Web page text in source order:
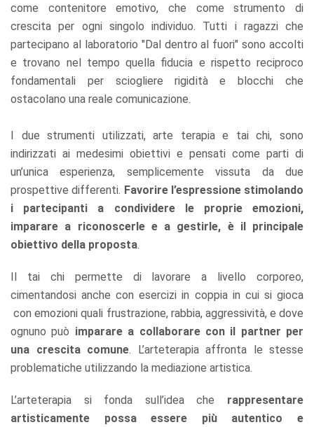
come contenitore emotivo, che come strumento di
crescita per ogni singolo individuo. Tutti i ragazzi che
partecipano al laboratorio "Dal dentro al fuori" sono accolti
e trovano nel tempo quella fiducia e rispetto reciproco
fondamentali per sciogliere rigidità e blocchi che
ostacolano una reale comunicazione.
I due strumenti utilizzati, arte terapia e tai chi, sono
indirizzati ai medesimi obiettivi e pensati come parti di
un’unica esperienza, semplicemente vissuta da due
prospettive differenti. Favorire l’espressione stimolando
i partecipanti a condividere le proprie emozioni,
imparare a riconoscerle e a gestirle, è il principale
obiettivo della proposta.
Il tai chi permette di lavorare a livello corporeo,
cimentandosi anche con esercizi in coppia in cui si gioca
con emozioni quali frustrazione, rabbia, aggressività, e dove
ognuno può imparare a collaborare con il partner per
una crescita comune. L’arteterapia affronta le stesse
problematiche utilizzando la mediazione artistica.
L’arteterapia si fonda sull’idea che rappresentare
artisticamente possa essere più autentico e